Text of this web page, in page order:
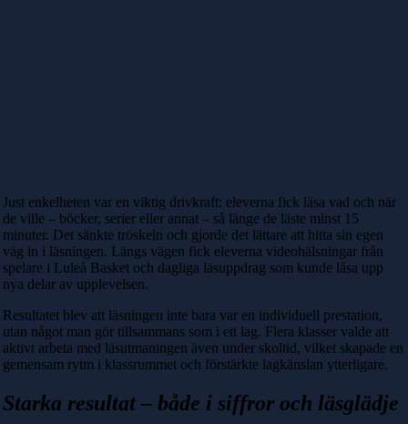
Just enkelheten var en viktig drivkraft: eleverna fick läsa vad och när
de ville – böcker, serier eller annat – så länge de läste minst 15
minuter. Det sänkte tröskeln och gjorde det lättare att hitta sin egen
väg in i läsningen. Längs vägen fick eleverna videohälsningar från
spelare i Luleå Basket och dagliga läsuppdrag som kunde låsa upp
nya delar av upplevelsen.
Resultatet blev att läsningen inte bara var en individuell prestation,
utan något man gör tillsammans som i ett lag. Flera klasser valde att
aktivt arbeta med läsutmaningen även under skoltid, vilket skapade en
gemensam rytm i klassrummet och förstärkte lagkänslan ytterligare.
Starka resultat – både i siffror och läsglädje